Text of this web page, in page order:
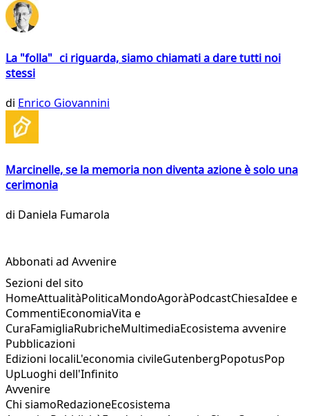
La "folla" ci riguarda, siamo chiamati a dare tutti noi
stessi
di Enrico Giovannini
Marcinelle, se la memoria non diventa azione è solo una
cerimonia
di Daniela Fumarola
Abbonati ad Avvenire
Sezioni del sito
HomeAttualitàPoliticaMondoAgoràPodcastChiesaIdee e
CommentiEconomiaVita e
CuraFamigliaRubricheMultimediaEcosistema avvenire
Pubblicazioni
Edizioni localiL'economia civileGutenbergPopotusPop
UpLuoghi dell'Infinito
Avvenire
Chi siamoRedazioneEcosistema